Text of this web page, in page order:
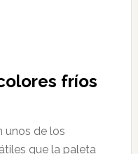
fríos
unos de los
que la paleta